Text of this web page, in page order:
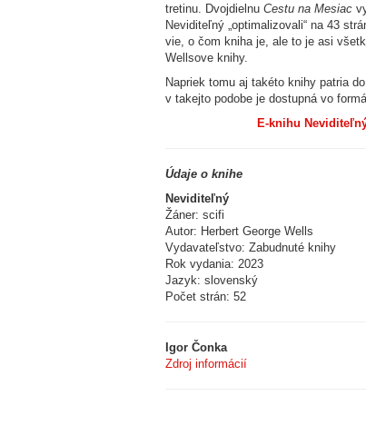
tretinu. Dvojdielnu Cestu na Mesiac
Neviditeľný „optimalizovali“ na 43
vie, o čom kniha je, ale to je asi
Wellsove knihy.
Napriek tomu aj takéto knihy patria
v takejto podobe je dostupná vo
E-knihu
Údaje o knihe
Neviditeľný
Žáner: scifi
Autor: Herbert George Wells
Vydavateľstvo: Zabudnuté knihy
Rok vydania: 2023
Jazyk: slovenský
Počet strán: 52
Igor Čonka
Zdroj informácií